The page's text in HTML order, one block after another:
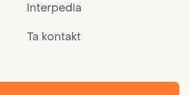
Interpedia
Ta kontakt